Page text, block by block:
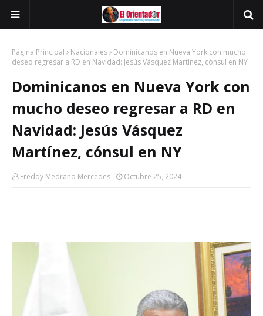
Página Principal Nacionales
Dominicanos en Nueva York con mucho
deseo regresar a RD en Navidad: Jesús Vásquez Martínez, cónsul en NY
Dominicanos en Nueva York con
mucho deseo regresar a RD en
Navidad: Jesús Vásquez
Martínez, cónsul en NY
Freddy Medrano Mercedes Octubre 25, 2024